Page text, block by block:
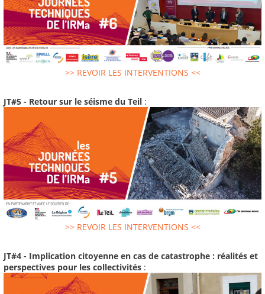
>> REVOIR LES INTERVENTIONS <<
JT#5 - Retour sur le séisme du Teil :
>> REVOIR LES INTERVENTIONS <<
JT#4 - Implication citoyenne en cas de catastrophe : réalités et
perspectives pour les collectivités :